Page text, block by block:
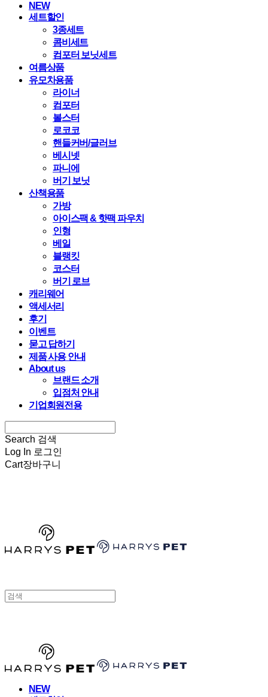
NEW
세트할인
3종세트
콤비세트
컴포터 보닛세트
여름상품
유모차용품
라이너
컴포터
볼스터
로코코
핸들커버/글러브
베시넷
파니에
버기 보닛
산책용품
가방
아이스팩 & 핫팩 파우치
인형
베일
블랭킷
코스터
버기 로브
캐리웨어
액세서리
후기
이벤트
묻고 답하기
제품 사용 안내
About us
브랜드 소개
입점처 안내
기업회원전용
Search 검색
Log In 로그인
Cart장바구니
NEW